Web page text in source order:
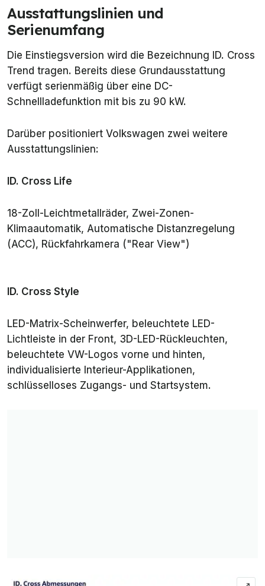
Ausstattungslinien und
Serienumfang
Die Einstiegsversion wird die Bezeichnung ID. Cross
Trend tragen. Bereits diese Grundausstattung
verfügt serienmäßig über eine DC-
Schnellladefunktion mit bis zu 90 kW.
Darüber positioniert Volkswagen zwei weitere
Ausstattungslinien:
ID. Cross Life
18-Zoll-Leichtmetallräder, Zwei-Zonen-
Klimaautomatik, Automatische Distanzregelung
(ACC), Rückfahrkamera ("Rear View")
ID. Cross Style
LED-Matrix-Scheinwerfer, beleuchtete LED-
Lichtleiste in der Front, 3D-LED-Rückleuchten,
beleuchtete VW-Logos vorne und hinten,
individualisierte Interieur-Applikationen,
schlüsselloses Zugangs- und Startsystem.